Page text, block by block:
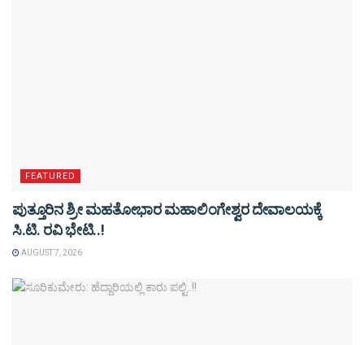
FEATURED
ಪುತ್ತೂರಿನ ಶ್ರೀ ಮಹತೋಭಾರ ಮಹಾಲಿಂಗೇಶ್ವರ ದೇವಾಲಯಕ್ಕೆ
ಸಿ.ಟಿ. ರವಿ ಭೇಟಿ..!
AUGUST 7, 2026